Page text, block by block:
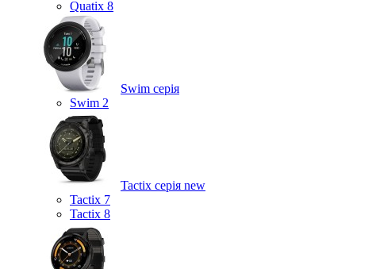
Quatix 8
Swim серія
Swim 2
Tactix серія new
Tactix 7
Tactix 8